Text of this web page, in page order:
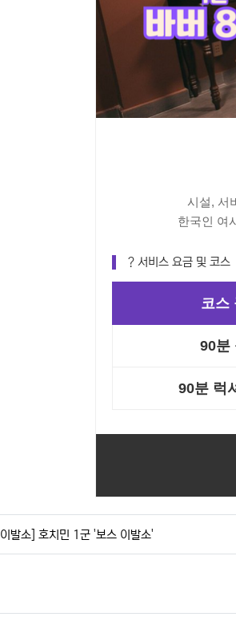
시설, 서
한국인 여
? 서비스 요금 및 코스
코스
90분
90분 럭
[이발소] 호치민 1군 '보스 이발소'